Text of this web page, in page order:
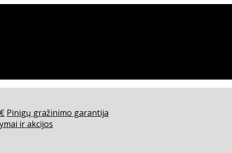
Pinigų gražinimo garantija
ir akcijos